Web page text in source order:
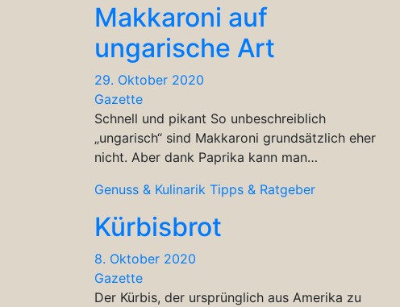
Makkaroni auf
ungarische Art
29. Oktober 2020
Gazette
Schnell und pikant So unbeschreiblich
„ungarisch“ sind Makkaroni grundsätzlich eher
nicht. Aber dank Paprika kann man…
Genuss & Kulinarik Tipps & Ratgeber
Kürbisbrot
8. Oktober 2020
Gazette
Der Kürbis, der ursprünglich aus Amerika zu